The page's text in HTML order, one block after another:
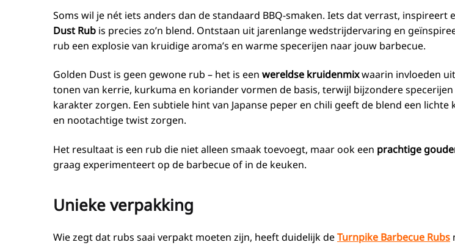
Soms wil je nét iets anders dan de standaard BBQ-smaken. Iets dat verrast,
Dust Rub is precies zo’n blend. Ontstaan uit jarenlange wedstrijdervaring en
rub een explosie van kruidige aroma’s en warme specerijen naar jouw barbecue.
Golden Dust is geen gewone rub – het is eenwereldse kruidenmixwaarin invloeden
tonen van kerrie, kurkuma en koriander vormen de basis, terwijl bijzondere
karakter zorgen. Een subtiele hint van Japanse peper en chili geeft de blend een
en nootachtige twist zorgen.
Het resultaat is een rub die niet alleen smaak toevoegt, maar ook een prachtige
graag experimenteert op de barbecue of in de keuken.
Unieke verpakking
Wie zegt dat rubs saai verpakt moeten zijn, heeft duidelijk deTurnpike Barbecue Rubs